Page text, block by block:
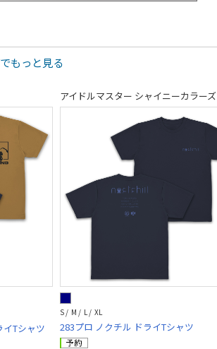
もっと見る
Tシャツ
アイドルマスター シャイニーカラーズ
S / M / L / XL
283プロ ノクチル ドライTシャツ